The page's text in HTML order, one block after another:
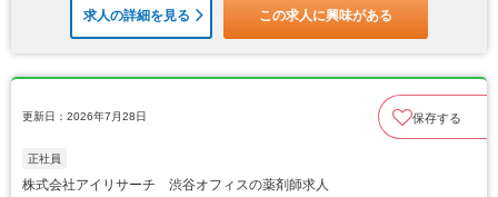
求人の詳細を見る この求人に興味がある
更新日：2026年7月28日 保存する
正社員
株式会社アイリサーチ 渋谷オフィスの薬剤師求人